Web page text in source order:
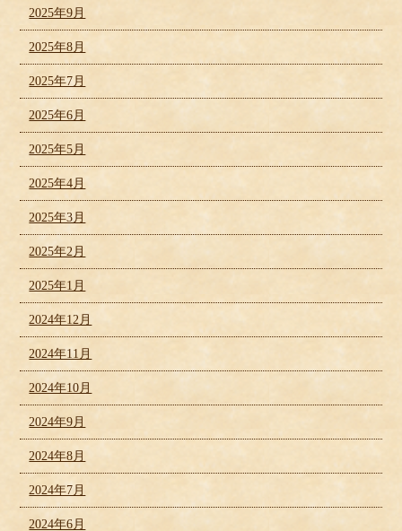
2025年9月
2025年8月
2025年7月
2025年6月
2025年5月
2025年4月
2025年3月
2025年2月
2025年1月
2024年12月
2024年11月
2024年10月
2024年9月
2024年8月
2024年7月
2024年6月